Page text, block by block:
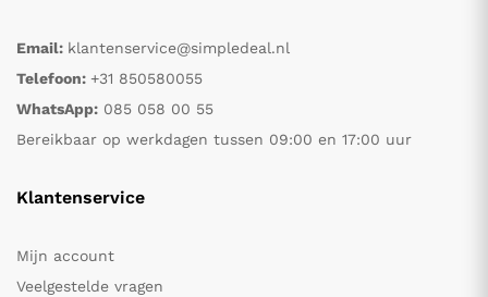
Email: klantenservice@simpledeal.nl
Telefoon: +31 850580055
WhatsApp: 085 058 00 55
Bereikbaar op werkdagen tussen 09:00 en 17:00 uur
Klantenservice
Mijn account
Veelgestelde vragen